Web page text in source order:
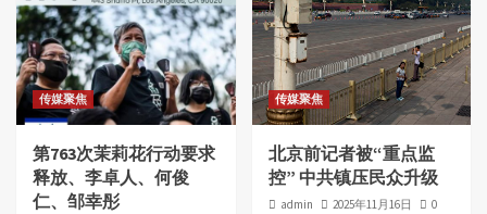
传媒聚焦
第763次茉莉花行动要求
释放、李卓人、何俊
仁、邹幸彤
传媒聚焦
北京前记者被“重点监
控” 中共镇压民众升级
admin 2025年11月16日 0